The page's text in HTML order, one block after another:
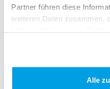
Partner führen diese
weiteren Daten zusammen,
Alle